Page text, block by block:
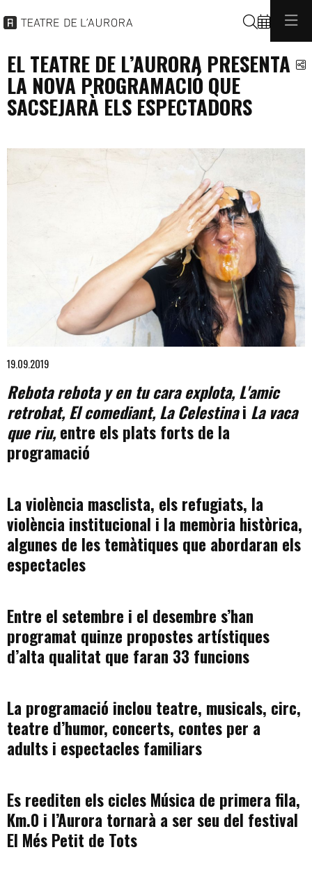
Buscar
EL TEATRE DE L’AURORA PRESENTA
LA NOVA PROGRAMACIÓ QUE
SACSEJARÀ ELS ESPECTADORS
Diapositiva 1 de 1
19.09.2019
Rebota rebota y en tu cara explota, L'amic
retrobat, El comediant, La Celestinai La vaca
que riu,entre els plats forts de la
programació
La violència masclista, els refugiats, la
violència institucional i la memòria històrica,
algunes de les temàtiques que abordaran els
espectacles
Entre el setembre i el desembre s’han
programat quinze propostes artístiques
d’alta qualitat que faran 33 funcions
La programació inclou teatre, musicals, circ,
teatre d’humor, concerts, contes per a
adults i espectacles familiars
Es reediten els cicles Música de primera fila,
Km.0 i l’Aurora tornarà a ser seu del festival
El Més Petit de Tots